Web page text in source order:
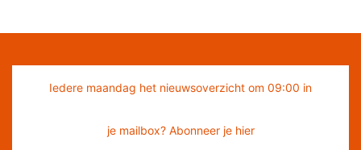
Iedere maandag het nieuwsoverzicht om 09:00 in
je mailbox? Abonneer je hier